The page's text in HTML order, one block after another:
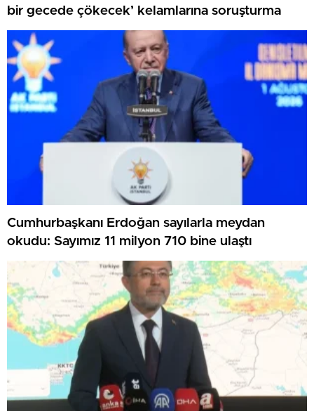
bir gecede çökecek’ kelamlarına soruşturma
Cumhurbaşkanı Erdoğan sayılarla meydan
okudu: Sayımız 11 milyon 710 bine ulaştı